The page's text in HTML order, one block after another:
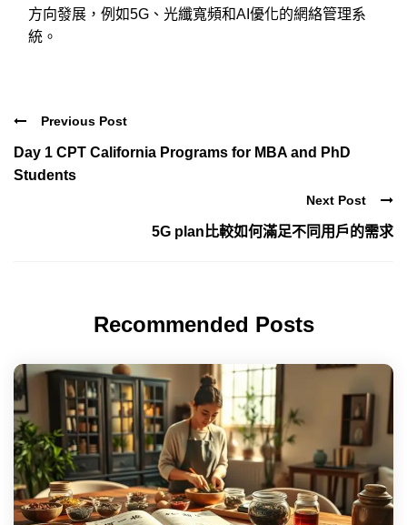
方向發展，例如5G、光纖寬頻和AI優化的網絡管理系
統。
Previous Post
Day 1 CPT California Programs for MBA and PhD
Students
Next Post
5G plan比較如何滿足不同用戶的需求
Recommended Posts